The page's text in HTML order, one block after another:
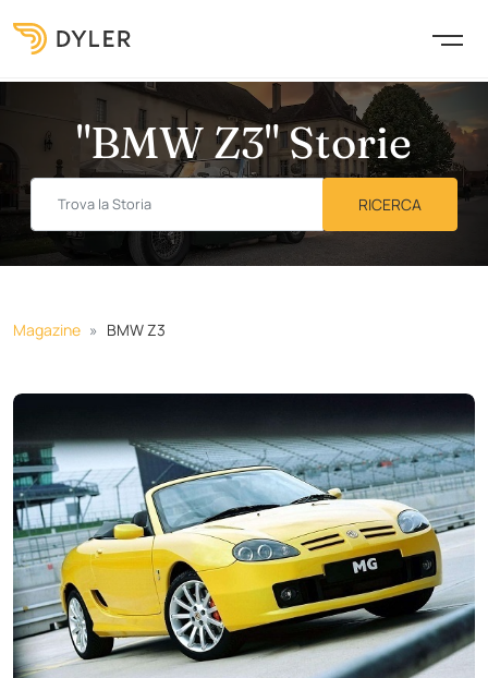
"BMW Z3" Storie
Magazine BMW Z3